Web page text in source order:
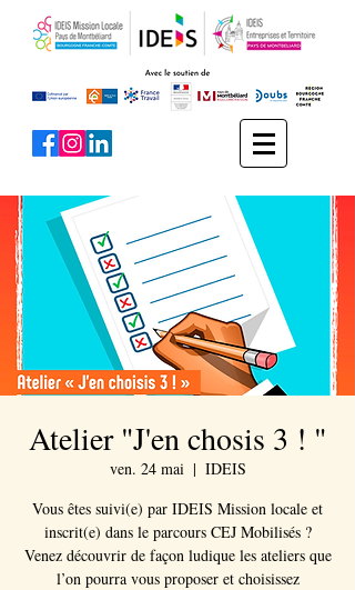
Atelier "J'en chosis 3 ! "
ven. 24 mai
  |
IDEIS
Vous êtes suivi(e) par IDEIS Mission locale et
inscrit(e) dans le parcours CEJ Mobilisés ?
Venez découvrir de façon ludique les ateliers que
l’on pourra vous proposer et choisissez